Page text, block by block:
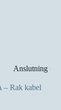
Anslutning
– Rak kabel